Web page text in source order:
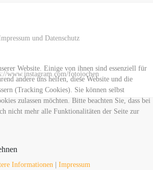
und Datenschutz
www.instagram.com/fotojochen
Website. Einige von ihnen sind essenziell für
andere uns helfen, diese Website und die
(Tracking Cookies). Sie können selbst
zulassen möchten. Bitte beachten Sie, dass bei
nicht mehr alle Funktionalitäten der Seite zur
Informationen | Impressum